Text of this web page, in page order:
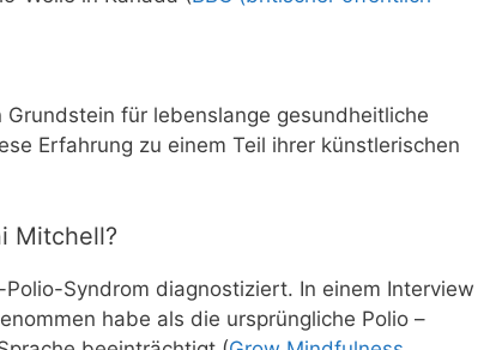
für lebenslange gesundheitliche
Erfahrung zu einem Teil ihrer künstlerischen
Mitchell?
Syndrom diagnostiziert. In einem Interview
habe als die ursprüngliche Polio –